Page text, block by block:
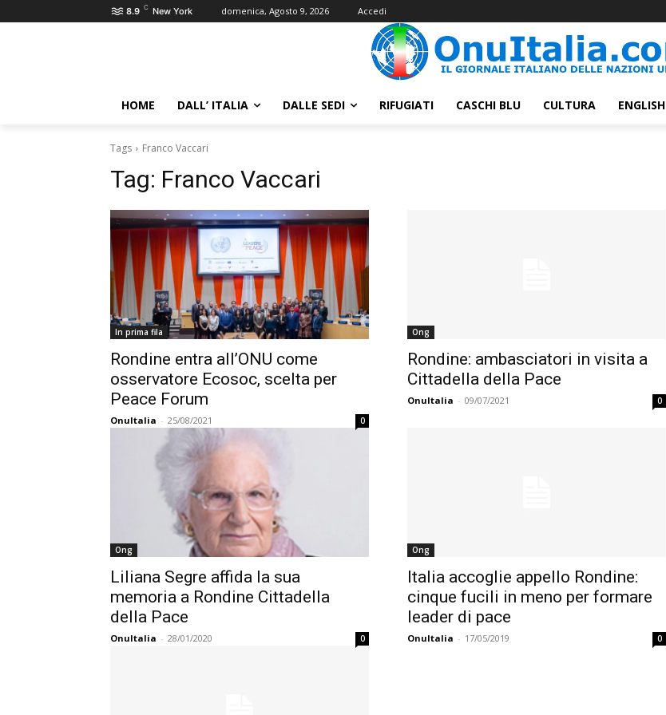
8.9 C New York domenica, Agosto 9, 2026 Accedi
HOME DALL’ ITALIA DALLE SEDI RIFUGIATI CASCHI BLU CULTURA ENGLISH
Tags Franco Vaccari
Tag: Franco Vaccari
In prima fila
Rondine entra all’ONU come
osservatore Ecosoc, scelta per
Peace Forum
OnuItalia - 25/08/2021 0
Ong
Rondine: ambasciatori in visita a
Cittadella della Pace
OnuItalia - 09/07/2021 0
Ong
Liliana Segre affida la sua
memoria a Rondine Cittadella
della Pace
OnuItalia - 28/01/2020 0
Ong
Italia accoglie appello Rondine:
cinque fucili in meno per formare
leader di pace
OnuItalia - 17/05/2019 0